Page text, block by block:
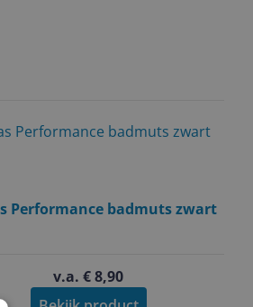
Performance badmuts zwart
v.a. € 8,90